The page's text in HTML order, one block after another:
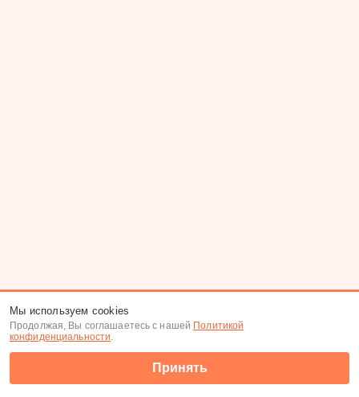
Мы используем cookies
Продолжая, Вы соглашаетесь с нашей Политикой
конфиденциальности.
Принять